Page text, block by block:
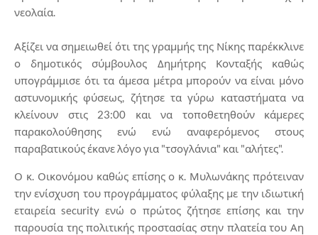
νεολαία.
Αξίζει να σημειωθεί ότι της γραμμής της Νίκης παρέκκλινε
ο δημοτικός σύμβουλος Δημήτρης Κονταξής καθώς
υπογράμμισε ότι τα άμεσα μέτρα μπορούν να είναι μόνο
αστυνομικής φύσεως, ζήτησε τα γύρω καταστήματα να
κλείνουν στις 23:00 και να τοποθετηθούν κάμερες
παρακολούθησης ενώ ενώ αναφερόμενος στους
παραβατικούς έκανε λόγο για "τσογλάνια" και "αλήτες".
Ο κ. Οικονόμου καθώς επίσης ο κ. Μυλωνάκης πρότειναν
την ενίσχυση του προγράμματος φύλαξης με την ιδιωτική
εταιρεία security ενώ ο πρώτος ζήτησε επίσης και την
παρουσία της πολιτικής προστασίας στην πλατεία του Αη